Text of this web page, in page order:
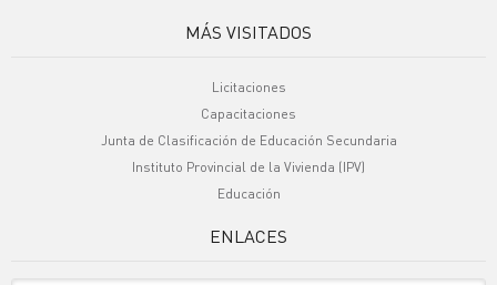
MÁS VISITADOS
Licitaciones
Capacitaciones
Junta de Clasificación de Educación Secundaria
Instituto Provincial de la Vivienda (IPV)
Educación
ENLACES